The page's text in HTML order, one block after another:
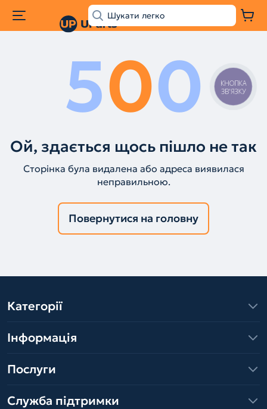
500
Ой, здається щось пішло не так
Сторінка була видалена або адреса виявилася
неправильною.
Повернутися на головну
Категорії
Інформація
Послуги
Служба підтримки
КНОПКА
ЗВ'ЯЗКУ